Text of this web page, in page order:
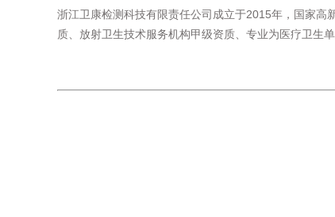
浙江卫康检测科技有限责任公司成立于2015年，国家高
质、放射卫生技术服务机构甲级资质、专业为医疗卫生